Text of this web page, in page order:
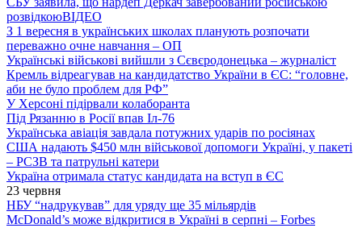
розвідкоюВІДЕО
З 1 вересня в українських школах планують розпочати
переважно очне навчання – ОП
Українські військові вийшли з Сєвєродонецька – журналіст
Кремль відреагував на кандидатство України в ЄС: “головне,
аби не було проблем для РФ”
У Херсоні підірвали колаборанта
Під Рязанню в Росії впав Іл-76
Українська авіація завдала потужних ударів по росіянах
США надають $450 млн військової допомоги Україні, у пакеті
– РСЗВ та патрульні катери
Україна отримала статус кандидата на вступ в ЄС
23 червня
НБУ “надрукував” для уряду ще 35 мільярдів
McDonald’s може відкритися в Україні в серпні – Forbes